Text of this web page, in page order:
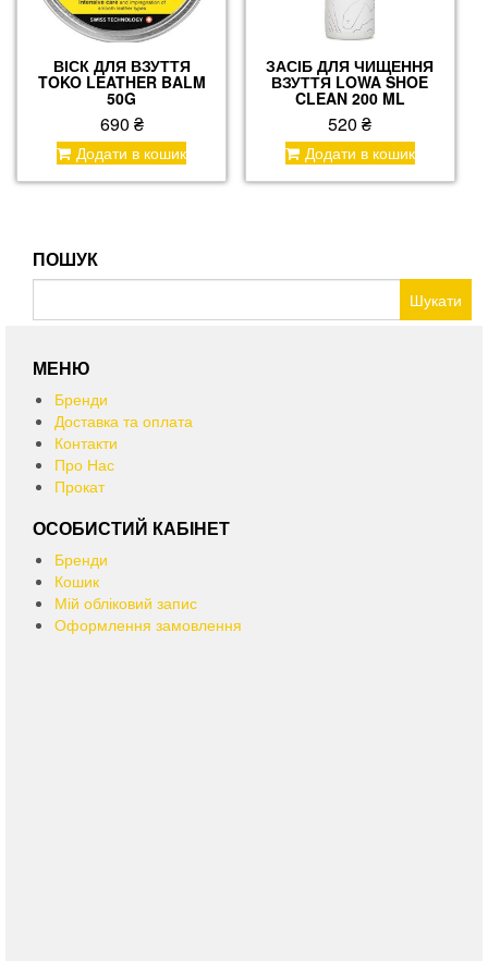
ВІСК ДЛЯ ВЗУТТЯ
TOKO LEATHER BALM
50G
690 ₴
Додати в кошик
ЗАСІБ ДЛЯ ЧИЩЕННЯ
ВЗУТТЯ LOWA SHOE
CLEAN 200 ML
520₴
Додати в кошик
ПОШУК
МЕНЮ
Бренди
Доставка та оплата
Контакти
Про Нас
Прокат
ОСОБИСТИЙ КАБІНЕТ
Бренди
Кошик
Мій обліковий запис
Оформлення замовлення